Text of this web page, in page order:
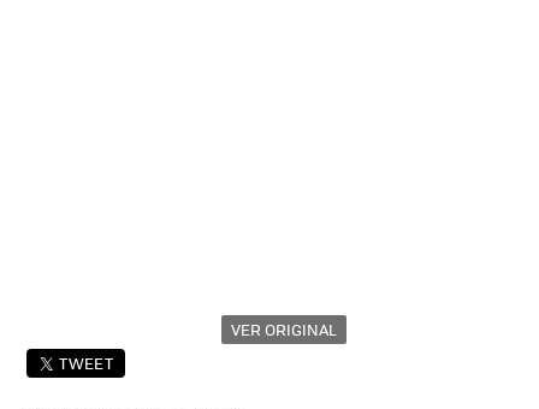
VER ORIGINAL
TWEET